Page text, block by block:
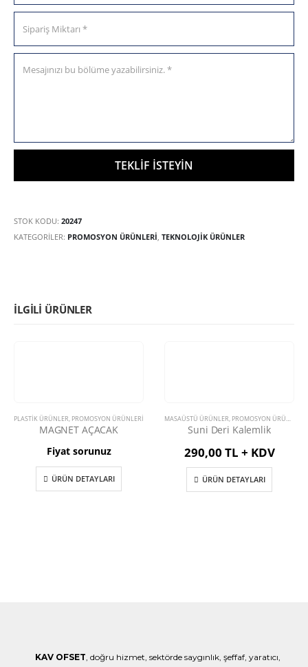
STOK KODU: 20247
KATEGORILER: PROMOSYON ÜRÜNLERİ, TEKNOLOJIK ÜRÜNLER
İLGILI ÜRÜNLER
PLASTIK ÜRÜNLER PROMOSYON ÜRÜNLERİ
MAGNET AÇACAK
Fiyat sorunuz
ÜRÜN DETAYLARI
MASAÜSTÜ ÜRÜNLER PROMOSYON ÜRÜNLERİ
Suni Deri Kalemlik
290,00 TL + KDV
ÜRÜN DETAYLARI
KAV OFSET, doğru hizmet, sektörde saygınlık, şeffaf, yaratıcı,